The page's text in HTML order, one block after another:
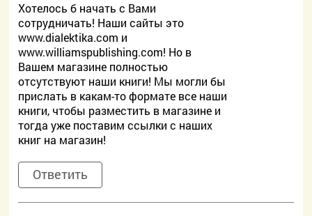
Хотелось б начать с Вами
сотрудничать! Наши сайты это
www.dialektika.com и
www.williamspublishing.com! Но в
Вашем магазине полностью
отсутствуют наши книги! Мы могли бы
прислать в какам-то формате все наши
книги, чтобы разместить в магазине и
тогда уже поставим ссылки с наших
книг на магазин!
Ответить